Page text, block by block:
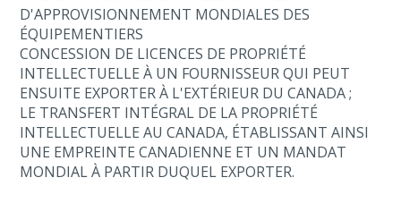
D'APPROVISIONNEMENT MONDIALES DES
ÉQUIPEMENTIERS
CONCESSION DE LICENCES DE PROPRIÉTÉ
INTELLECTUELLE À UN FOURNISSEUR QUI PEUT
ENSUITE EXPORTER À L'EXTÉRIEUR DU CANADA ;
LE TRANSFERT INTÉGRAL DE LA PROPRIÉTÉ
INTELLECTUELLE AU CANADA, ÉTABLISSANT AINSI
UNE EMPREINTE CANADIENNE ET UN MANDAT
MONDIAL À PARTIR DUQUEL EXPORTER.